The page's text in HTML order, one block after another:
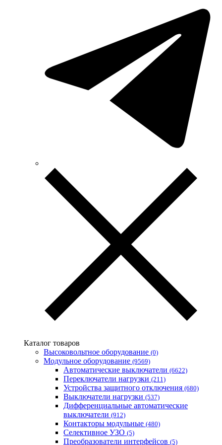
Technosystems (Украина)
TEKPAN (Турция)
TeleTec (Украина)
TEM (Словения)
Vector VS
Vimar (Италия)
Volter (Украина)
Volterm (Украина)
Wago (Германия)
Wallbox (Испания)
АСКО-УКРЕМ (Украина)
Запорожский завод цветных металлов (ЗЗЦМ)
Каблекс Одесса
Мегомметр (Украина)
Новатек-Электро (Украина)
Промфактор
Термофит
Укрэнерго-Альянс (Украина)
Каталог товаров
Высоковольтное оборудование (0)
Модульное оборудование (9569)
Автоматические выключатели (6622)
Переключатели нагрузки (211)
Устройства защитного отключения (680)
Выключатели нагрузки (537)
Дифференциальные автоматические
выключатели (912)
Контакторы модульные (480)
Селективное УЗО (5)
Преобразователи интерфейсов (5)